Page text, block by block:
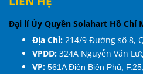
Đại lí Ủy Quyền Solahart Hồ Chí
Địa Chỉ: 214/9 Đường số 8,
VPDD: 324A Nguyễn Văn
VP: 561A Điện Biên Phủ,